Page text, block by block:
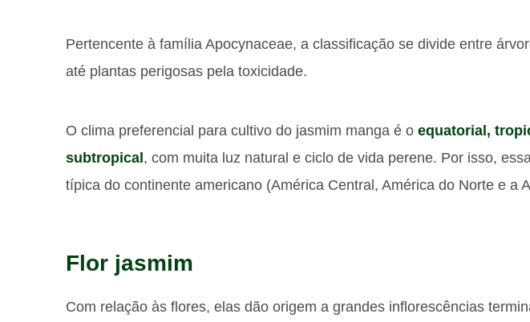
Pertencente à família Apocynaceae, a classificação se divide entre
até plantas perigosas pela toxicidade.
O clima preferencial para cultivo do jasmim manga é o equatorial,
subtropical, com muita luz natural e ciclo de vida perene. Por isso,
típica do continente americano (América Central, América do Norte e a
Flor jasmim
Com relação às flores, elas dão origem a grandes inflorescências